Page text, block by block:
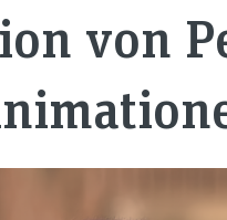
von